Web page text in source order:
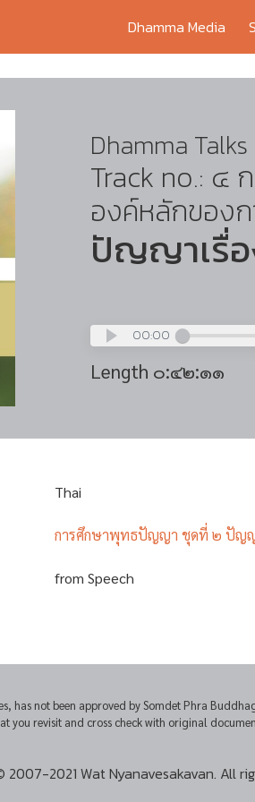
Dhamma Media
Dhamma Talks
Track no.:
องค์หลักของ
ปัญญาเรื่อ
00:00
Length ๐:๔๒:๑๑
Thai
การศึกษาพุทธปัญญา ชุดที่ ๒ ปัญญ
from Speech
has not been approved by Somdet Phra
you revisit and cross check with original
2007-2021 Wat Nyanavesakavan. All